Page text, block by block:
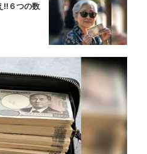
!!６つの数